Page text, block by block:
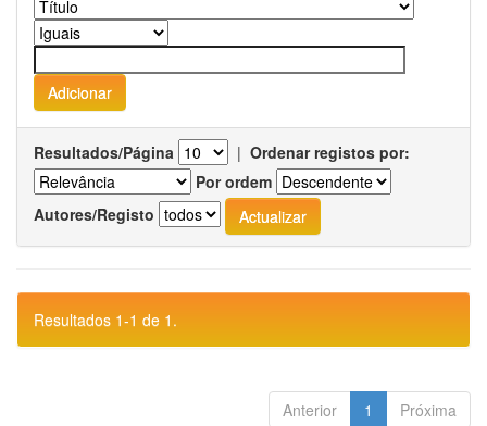
Resultados/Página | Ordenar registos por:
Por ordem
Autores/Registo
Resultados 1-1 de 1.
Anterior 1 Próxima